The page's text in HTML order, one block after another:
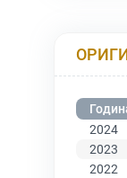
2024
2023
2022